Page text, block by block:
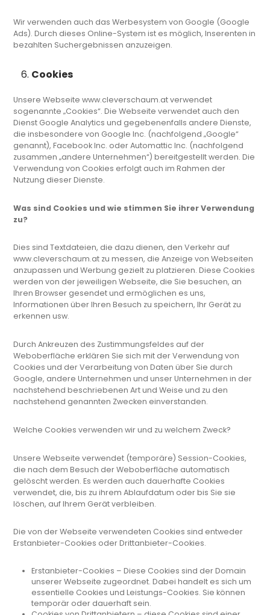
Wir verwenden auch das Werbesystem von Google (Google
Ads). Durch dieses Online-System ist es möglich, Inserenten in
bezahlten Suchergebnissen anzuzeigen.
Cookies
Unsere Webseite www.cleverschaum.at verwendet
sogenannte „Cookies“. Die Webseite verwendet auch den
Dienst Google Analytics und gegebenenfalls andere Dienste,
die insbesondere von Google Inc. (nachfolgend „Google“
genannt), Facebook Inc. oder Automattic Inc. (nachfolgend
zusammen „andere Unternehmen“) bereitgestellt werden. Die
Verwendung von Cookies erfolgt auch im Rahmen der
Nutzung dieser Dienste.
Was sind Cookies und wie stimmen Sie ihrer Verwendung
zu?
Dies sind Textdateien, die dazu dienen, den Verkehr auf
www.cleverschaum.at zu messen, die Anzeige von Webseiten
anzupassen und Werbung gezielt zu platzieren. Diese Cookies
werden von der jeweiligen Webseite, die Sie besuchen, an
Ihren Browser gesendet und ermöglichen es uns,
Informationen über Ihren Besuch zu speichern, Ihr Gerät zu
erkennen usw.
Durch Ankreuzen des Zustimmungsfeldes auf der
Weboberfläche erklären Sie sich mit der Verwendung von
Cookies und der Verarbeitung von Daten über Sie durch
Google, andere Unternehmen und unser Unternehmen in der
nachstehend beschriebenen Art und Weise und zu den
nachstehend genannten Zwecken einverstanden.
Welche Cookies verwenden wir und zu welchem Zweck?
Unsere Webseite verwendet (temporäre) Session-Cookies,
die nach dem Besuch der Weboberfläche automatisch
gelöscht werden. Es werden auch dauerhafte Cookies
verwendet, die, bis zu ihrem Ablaufdatum oder bis Sie sie
löschen, auf Ihrem Gerät verbleiben.
Die von der Webseite verwendeten Cookies sind entweder
Erstanbieter-Cookies oder Drittanbieter-Cookies.
Erstanbieter-Cookies – Diese Cookies sind der Domain
unserer Webseite zugeordnet. Dabei handelt es sich um
essentielle Cookies und Leistungs-Cookies. Sie können
temporär oder dauerhaft sein.